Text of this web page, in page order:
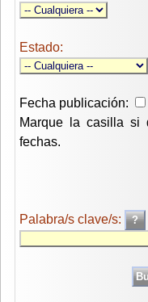
Estado:
Fecha publicación:
Marque la casilla si
fechas.
Palabra/s clave/s: